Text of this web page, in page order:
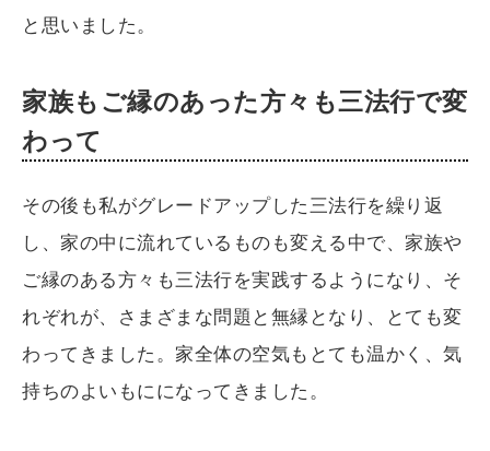
と思いました。
家族もご縁のあった方々も三法行で変
わって
その後も私がグレードアップした三法行を繰り返
し、家の中に流れているものも変える中で、家族や
ご縁のある方々も三法行を実践するようになり、そ
れぞれが、さまざまな問題と無縁となり、とても変
わってきました。家全体の空気もとても温かく、気
持ちのよいもにになってきました。